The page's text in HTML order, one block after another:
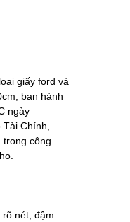
giấy ford và
ban hành
ngày
Chính,
trong công
nét, đậm